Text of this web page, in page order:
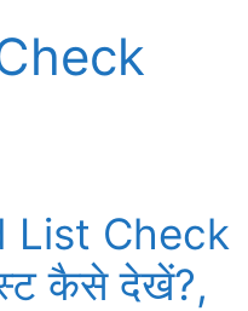
List Check
कैसे देखें?,